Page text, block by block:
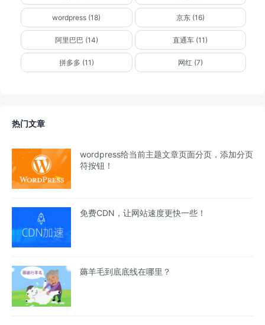
wordpress (18) 京东 (16)
阿里巴巴 (14) 直通车 (11)
拼多多 (11) 网红 (7)
热门文章
wordpress给当前主题文章页面分页，添加分页
符按钮！
免费CDN，让网站速度更快一些！
薅羊毛到底底线在哪里？